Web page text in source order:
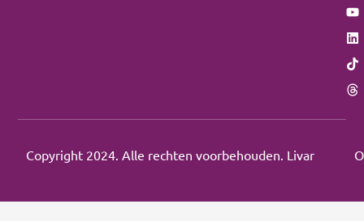
Copyright 2024. Alle rechten voorbehouden. Livar